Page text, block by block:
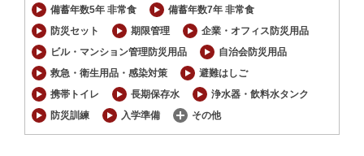
備蓄年数5年 非常食
備蓄年数7年 非常食
防災セット
期限管理
企業・オフィス防災用品
ビル・マンション管理防災用品
自治会防災用品
救急・衛生用品・感染対策
避難はしご
携帯トイレ
長期保存水
浄水器・飲料水タンク
防災訓練
入学準備 その他